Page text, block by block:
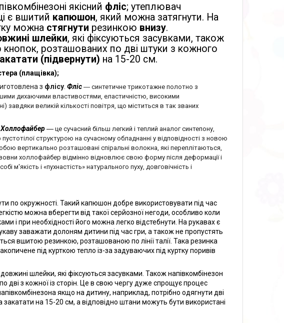
якісний фліс; утеплювач
є вшитий капюшон, який можна затягнути. На
можна стягнути резинкою внизу.
шлейки, які фіксуються засувками, також
кнопок, розташованих по дві штуки з кожного
(підвернути) на 15-20 см.
(плащівка);
з флісу Фліс ― синтетичне трикотажне полотно з
дихаючими властивостями, еластичністю, високими
завдяки великій кількості повітря, що міститься в так званих
Холлофайбер― це сучасний більш легкий і теплий аналог синтепону,
структурою на сучасному обладнанні у відповідності з новою
вертикально розташовані спіральні волокна, які переплітаються,
холлофайбер відмінно відновлює свою форму після деформації і
м'якість і «пухнастість» натурального пуху, довговічність і
по окружності. Такий капюшон добре використовувати під час
можна вберегти від такої серйозної негоди, особливо коли
і при необхідності його можна легко відстебнути. На рукавах є
заважати долоням дитини під час гри, а також не пропустять
вшитою резинкою, розташованою по лінії талії. Така резинка
під курткою тепло із-за задуваючих під куртку поривів
довжині шлейки, які фіксуються засувками. Також напівкомбінезон
дві з кожної із сторін. Це в свою чергу дуже спрощує процес
якщо на дитину, наприклад, потрібно одягнути дві
на 15-20 см, а відповідно штани можуть бути використані